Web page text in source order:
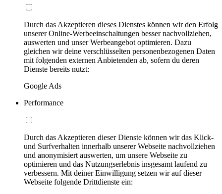
Durch das Akzeptieren dieses Dienstes können wir den Erfolg
unserer Online-Werbeeinschaltungen besser nachvollziehen,
auswerten und unser Werbeangebot optimieren. Dazu
gleichen wir deine verschlüsselten personenbezogenen Daten
mit folgenden externen Anbietenden ab, sofern du deren
Dienste bereits nutzt:
Google Ads
Performance
Durch das Akzeptieren dieser Dienste können wir das Klick-
und Surfverhalten innerhalb unserer Webseite nachvollziehen
und anonymisiert auswerten, um unsere Webseite zu
optimieren und das Nutzungserlebnis insgesamt laufend zu
verbessern. Mit deiner Einwilligung setzen wir auf dieser
Webseite folgende Drittdienste ein: